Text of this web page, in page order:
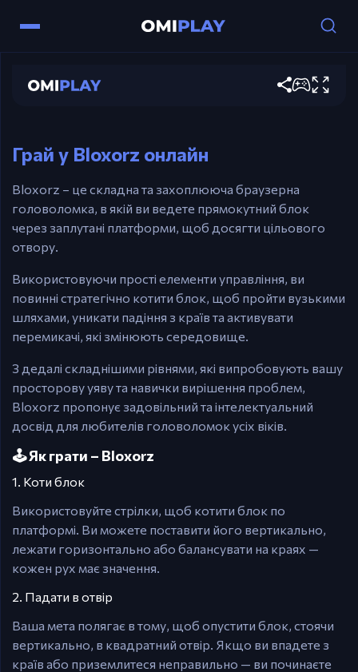
Bloxorz
Грай у Bloxorz онлайн
Bloxorz – це складна та захоплююча браузерна
головоломка, в якій ви ведете прямокутний блок
через заплутані платформи, щоб досягти цільового
отвору.
Використовуючи прості елементи управління, ви
повинні стратегічно котити блок, щоб пройти вузькими
шляхами, уникати падіння з країв та активувати
перемикачі, які змінюють середовище.
З дедалі складнішими рівнями, які випробовують вашу
просторову уяву та навички вирішення проблем,
Bloxorz пропонує задовільний та інтелектуальний
досвід для любителів головоломок усіх віків.
🕹️ Як грати – Bloxorz
1. Коти блок
Використовуйте стрілки, щоб котити блок по
платформі. Ви можете поставити його вертикально,
лежати горизонтально або балансувати на краях —
кожен рух має значення.
2. Падати в отвір
Ваша мета полягає в тому, щоб опустити блок, стоячи
вертикально, в квадратний отвір. Якщо ви впадете з
країв або приземлитеся неправильно — ви починаєте